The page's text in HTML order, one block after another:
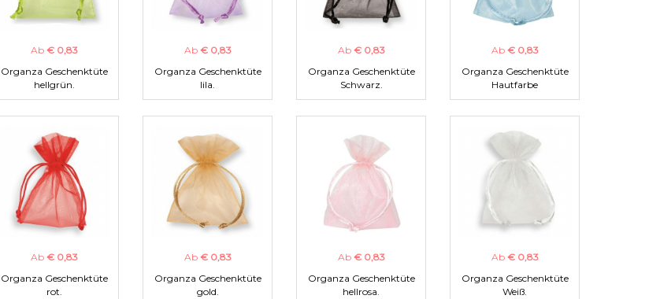
Ab € 0,83
Organza Geschenktüte
hellgrün.
Ab € 0,83
Organza Geschenktüte
lila.
Ab € 0,83
Organza Geschenktüte
Schwarz.
Ab € 0,83
Organza Geschenktüte
Hautfarbe
Ab € 0,83
Organza Geschenktüte
rot.
Ab € 0,83
Organza Geschenktüte
gold.
Ab € 0,83
Organza Geschenktüte
hellrosa.
Ab € 0,83
Organza Geschenktüte
Weiß.